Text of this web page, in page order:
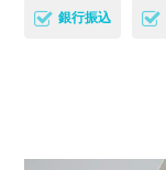
銀行振込